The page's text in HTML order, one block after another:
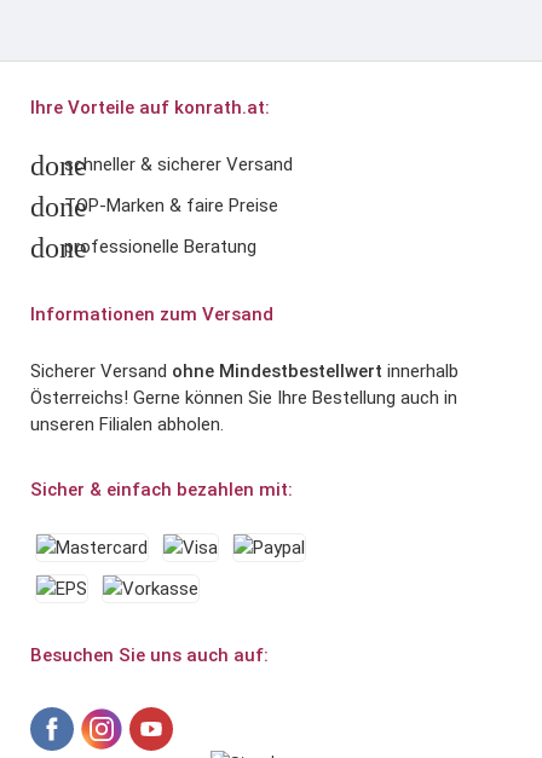
Ihre Vorteile auf konrath.at:
doneschneller & sicherer Versand
doneTOP-Marken & faire Preise
doneprofessionelle Beratung
Informationen zum Versand
Sicherer Versand ohne Mindestbestellwert innerhalb
Österreichs! Gerne können Sie Ihre Bestellung auch in
unseren Filialen abholen.
Sicher & einfach bezahlen mit:
Besuchen Sie uns auch auf: